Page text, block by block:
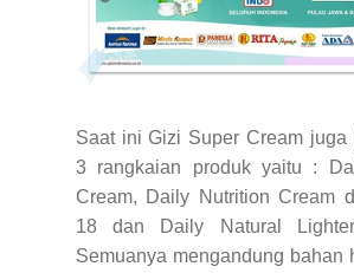
Saat ini Gizi Super Cream juga
3 rangkaian produk yaitu :
Cream, Daily Nutrition Cream
18 dan Daily Natural
Semuanya mengandung bahan